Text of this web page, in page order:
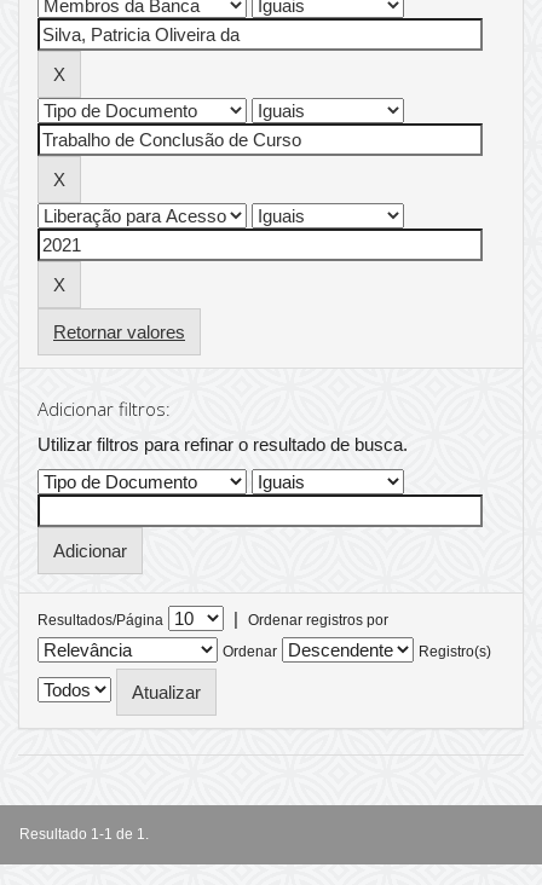
Retornar valores
Adicionar filtros:
Utilizar filtros para refinar o resultado de busca.
Resultados/Página |
Ordenar registros por
Ordenar
Registro(s)
Resultado 1-1 de 1.